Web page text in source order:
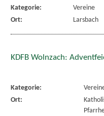
Kategorie:
Vereine
Ort:
Larsbach
KDFB Wolnzach:
Kategorie:
Ort: